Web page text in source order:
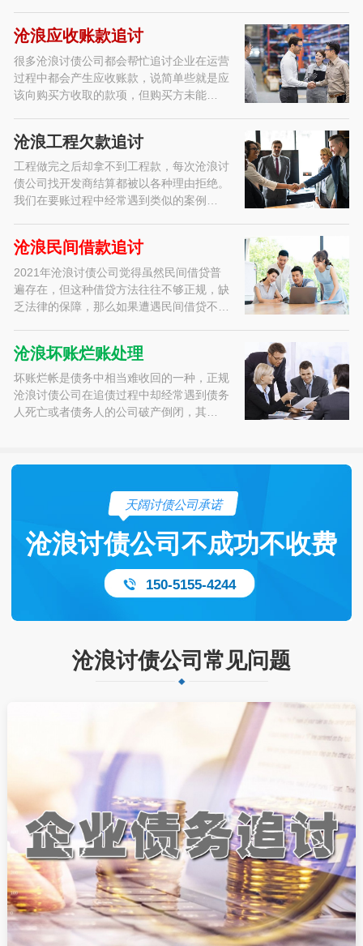
沧浪应收账款追讨
很多沧浪讨债公司都会帮忙追讨企业在运营
过程中都会产生应收账款，说简单些就是应
该向购买方收取的款项，但购买方未能…
沧浪工程欠款追讨
工程做完之后却拿不到工程款，每次沧浪讨
债公司找开发商结算都被以各种理由拒绝。
我们在要账过程中经常遇到类似的案例…
沧浪民间借款追讨
2021年沧浪讨债公司觉得虽然民间借贷普
遍存在，但这种借贷方法往往不够正规，缺
乏法律的保障，那么如果遭遇民间借贷不…
沧浪坏账烂账处理
坏账烂帐是债务中相当难收回的一种，正规
沧浪讨债公司在追债过程中却经常遇到债务
人死亡或者债务人的公司破产倒闭，其…
天阔讨债公司承诺
沧浪讨债公司不成功不收费
150-5155-4244
沧浪讨债公司常见问题